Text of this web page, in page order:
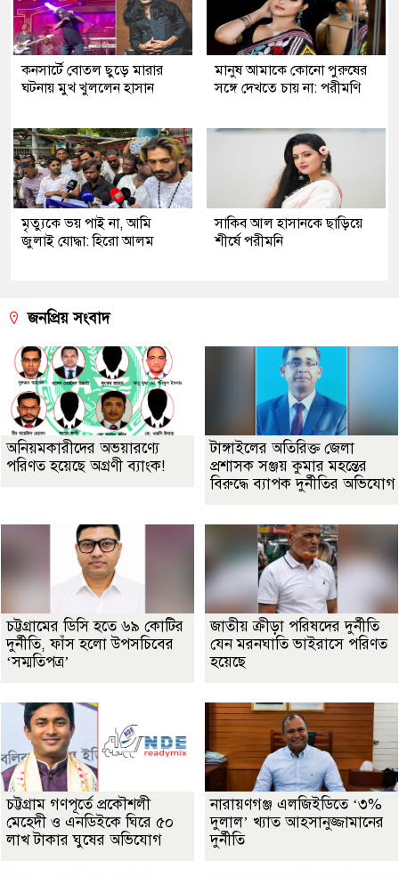
কনসার্টে বোতল ছুড়ে মারার
ঘটনায় মুখ খুললেন হাসান
মানুষ আমাকে কোনো পুরুষের
সঙ্গে দেখতে চায় না: পরীমণি
মৃত্যুকে ভয় পাই না, আমি
জুলাই যোদ্ধা: হিরো আলম
সাকিব আল হাসানকে ছাড়িয়ে
শীর্ষে পরীমনি
জনপ্রিয় সংবাদ
অনিয়মকারীদের অভয়ারণ্যে
পরিণত হয়েছে অগ্রণী ব্যাংক!
টাঙ্গাইলের অতিরিক্ত জেলা
প্রশাসক সঞ্জয় কুমার মহন্তের
বিরুদ্ধে ব্যাপক দুর্নীতির অভিযোগ
চট্টগ্রামের ডিসি হতে ৬৯ কোটির
দুর্নীতি, ফাঁস হলো উপসচিবের
‘সম্মতিপত্র’
জাতীয় ক্রীড়া পরিষদের দুর্নীতি
যেন মরনঘাতি ভাইরাসে পরিণত
হয়েছে
চট্টগ্রাম গণপূর্তে প্রকৌশলী
মেহেদী ও এনডিইকে ঘিরে ৫০
লাখ টাকার ঘুষের অভিযোগ
নারায়ণগঞ্জ এলজিইডিতে ‘৩%
দুলাল’ খ্যাত আহসানুজ্জামানের
দুর্নীতি